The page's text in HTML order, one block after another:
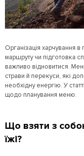
Організація харчування
маршруту чи підготовка
важливо відновитися.
страви й перекуси, які
необхідну енергію. У
щодо планування меню.
Що взяти з
їжі?